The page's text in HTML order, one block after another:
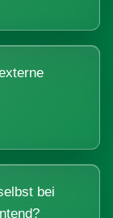
bei